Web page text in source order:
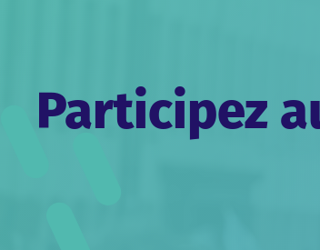
Participez